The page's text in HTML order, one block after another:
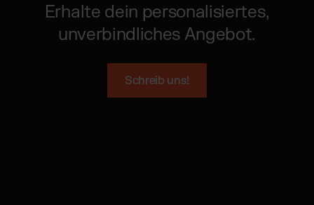
Erhalte dein personalisiertes,
unverbindliches Angebot.
Schreib uns!